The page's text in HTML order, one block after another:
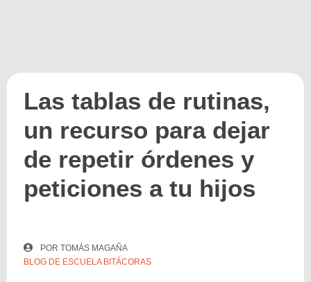
Las tablas de rutinas,
un recurso para dejar
de repetir órdenes y
peticiones a tu hijos
POR TOMÁS MAGAÑA
BLOG DE ESCUELA BITÁCORAS